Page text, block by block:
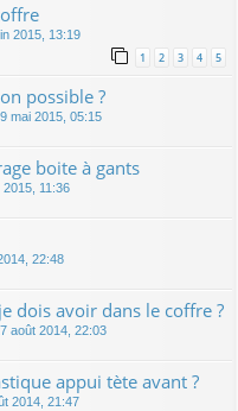
2015, 13:19
1 2 3 4 5
possible ?
mai 2015, 05:15
boite à gants
2015, 11:36
22:48
dois avoir dans le coffre ?
août 2014, 22:03
appui tète avant ?
2014, 21:47